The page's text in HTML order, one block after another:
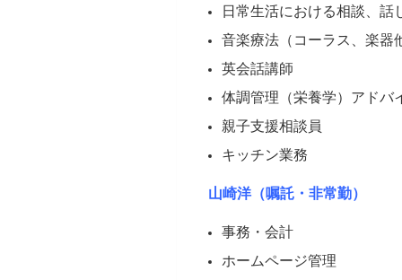
日常生活における相談、話
音楽療法（コーラス、楽器
英会話講師
体調管理（栄養学）アドバ
親子支援相談員
キッチン業務
山崎洋（嘱託・非常勤）
事務・会計
ホームページ管理